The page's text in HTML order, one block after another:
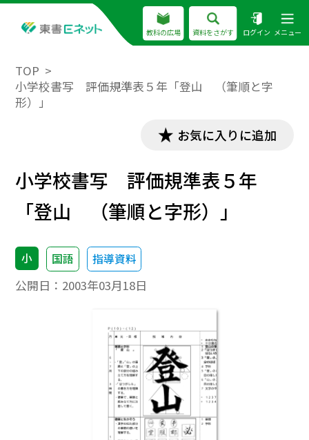
教科の広場 資料をさがす ログイン メニュー
TOP
小学校書写 評価規準表５年「登山 （筆順と字
形）」
お気に入りに追加
小学校書写 評価規準表５年
「登山 （筆順と字形）」
小 国語 指導資料
公開日： 2003年03月18日